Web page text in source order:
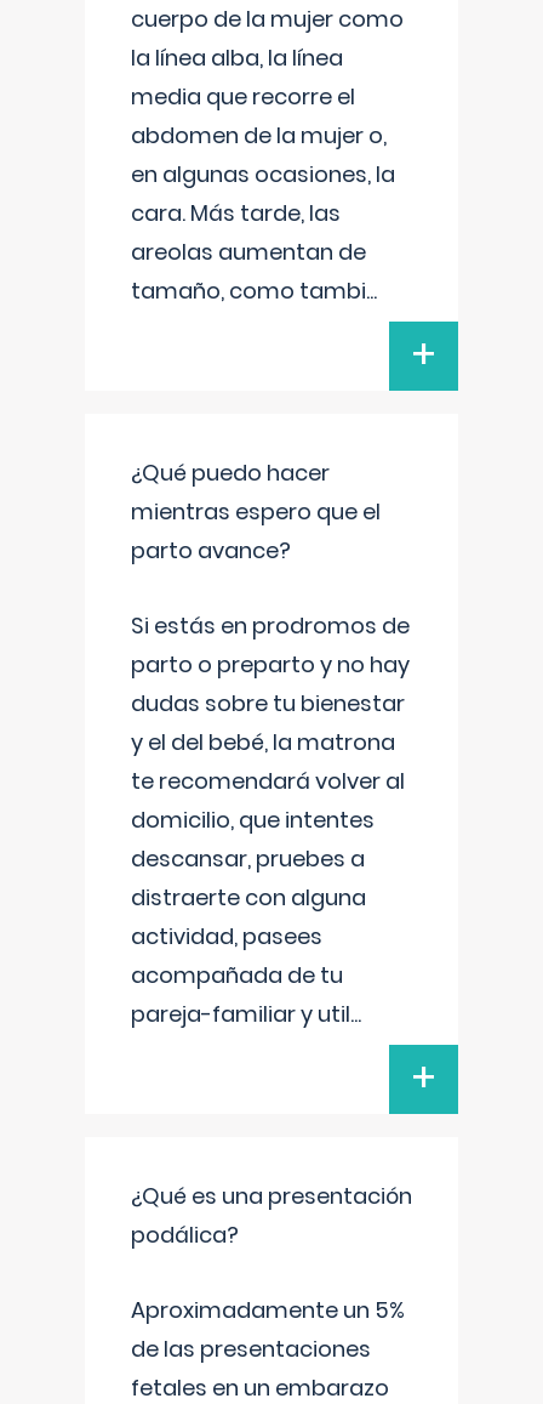
cuerpo de la mujer como
la línea alba, la línea
media que recorre el
abdomen de la mujer o,
en algunas ocasiones, la
cara. Más tarde, las
areolas aumentan de
tamaño, como tambi...
+
¿Qué puedo hacer
mientras espero que el
parto avance?
Si estás en prodromos de
parto o preparto y no hay
dudas sobre tu bienestar
y el del bebé, la matrona
te recomendará volver al
domicilio, que intentes
descansar, pruebes a
distraerte con alguna
actividad, pasees
acompañada de tu
pareja-familiar y util...
+
¿Qué es una presentación
podálica?
Aproximadamente un 5%
de las presentaciones
fetales en un embarazo